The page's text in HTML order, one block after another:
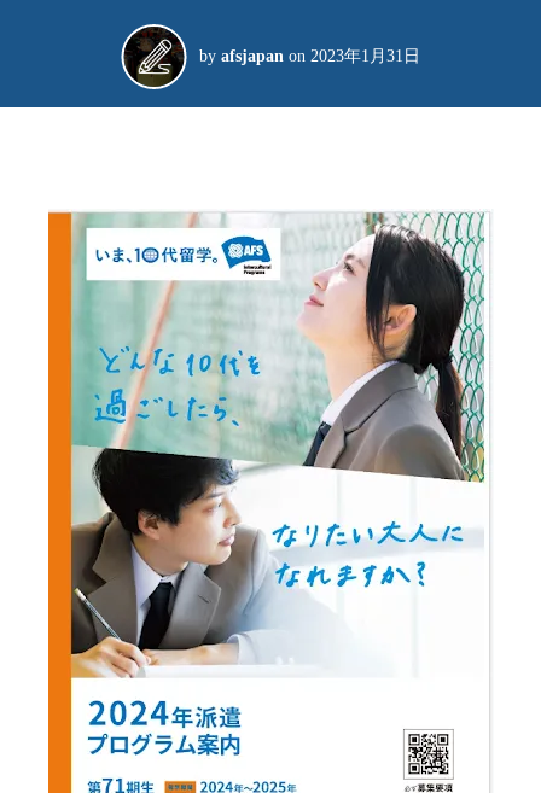
by afsjapan on 2023年1月31日